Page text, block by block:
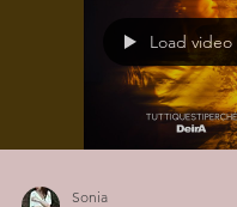
Load video
Sonia